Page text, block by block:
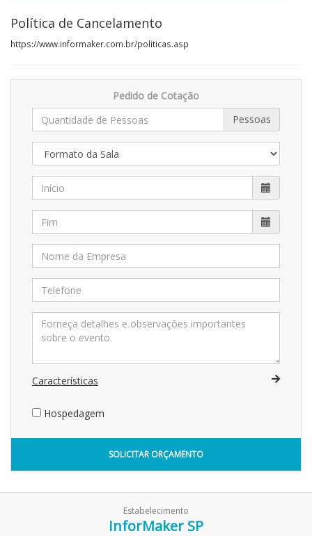
Política de Cancelamento
https://www.informaker.com.br/politicas.asp
Pedido de Cotação
Pessoas
Características
Hospedagem
SOLICITAR ORÇAMENTO
Estabelecimento
InforMaker SP